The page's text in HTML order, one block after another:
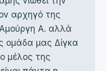
αρχηγό της
Α. αλλά
ομάδα μας Δίγκα
μέλος της